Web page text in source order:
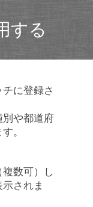
する
に登録さ
別や都道府
。
数可）し
されま